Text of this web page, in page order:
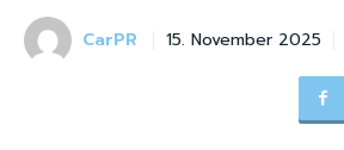
CarPR 15. November 2025